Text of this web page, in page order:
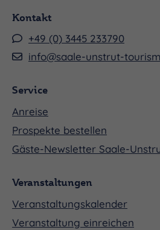
Kontakt
+49 (0) 3445 233790
info@saale-unstrut-
Service
Anreise
Prospekte bestellen
Gäste-Newsletter Saale-
Veranstaltungen
Veranstaltungskalender
Veranstaltung einreichen